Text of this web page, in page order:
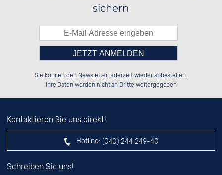
sichern
░░░░██░░░░░░██░░░░░░██░░██░░░░░░
░░████░░░░████░░░░████░░██████░░
░░░░██░░░░░░██░░░░░░██░░░░░░██░░
Bitte tragen Sie die Zahl in
das nebenstehende Feld ein.
Sie können den Newsletter jederzeit wieder abbestellen.
Ihre Daten werden nicht an Dritte weitergegeben
Kontaktieren Sie uns direkt!
Hotline: (040) 244 249-40
Schreiben Sie uns!